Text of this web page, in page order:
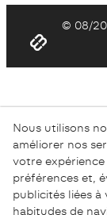
© 08/
Nous utilisons
améliorer nos
votre
préférences et,
publicités liées à
habitudes de